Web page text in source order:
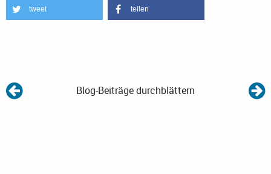
tweet teilen
Blog-Beiträge durchblättern